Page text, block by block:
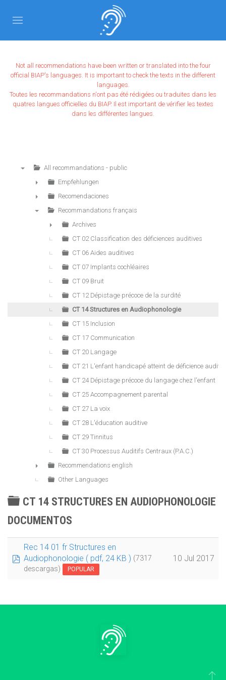
Not all recommendations have been written or translated into the four
official BIAP's languages. It is important to check the texts in the different
languages.
Toutes les recommandations n'ont pas été rédigées ou traduites dans les
quatres langues officielles du BIAP. Il est important de vérifier les textes
dans les différentes langues.
All recommandations - public
►
Empfehlungen
►
Recomendaciones
Recommandations français
►
Archives
CT 02 Classification des déficiences auditives
CT 06 Aides auditives
CT 07 Implants cochléaires
CT 09 Bruit
CT 12 Dépistage précoce de la surdité
CT 14 Structures en Audiophonologie
CT 15 Inclusion
CT 17 Communication
CT 20 Langage
CT 21 L'enfant handicapé atteint de déficience
CT 24 Dépistage précoce du langage chez l'enfant
CT 25 Accompagnement parental
CT 27 La voix
CT 28 L'éducation auditive
CT 29 Tinnitus
CT 30 Processus Auditifs Centraux (P.A.C.)
►
Recommendations english
Other Languages
CARPETA
CT 14 STRUCTURES EN AUDIOPHONOLOGIE
DOCUMENTOS
pdf
Rec 14 01 fr Structures en
Audiophonologie ( pdf, 24 KB ) (7317
descargas)
POPULAR
10 Jul 2017